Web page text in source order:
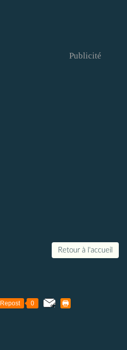
Publicité
Retour à l'accueil
Repost 0